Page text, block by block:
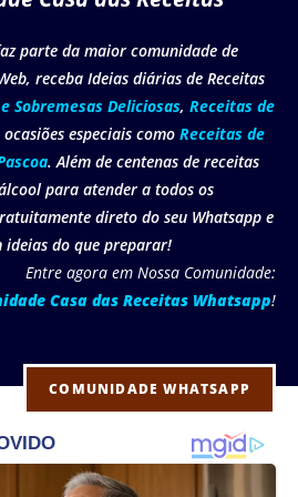
parte da maior comunidade de
receba Ideias diárias de Receitas
Sobremesas Deliciosas, Receitas de
especiais como Receitas de
. Além de centenas de receitas
para atender a todos os
direto do seu Whatsapp e
ideias do que preparar!
Entre agora em Nossa Comunidade:
Casa das Receitas Whatsapp!
COMUNIDADE WHATSAPP